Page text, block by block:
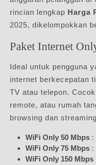
rincian lengkap Harga
2025, dikelompokkan
Paket Internet
Ideal untuk pengguna
internet berkecepatan
TV atau telepon.
remote, atau rumah
browsing dan
WiFi Only 50 Mbps :
WiFi Only 75 Mbps :
WiFi Only 150 Mbps